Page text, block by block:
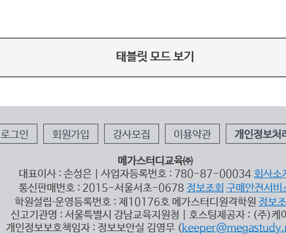
태블릿 모드 보기
로그인 회원가입 강사모집 이용약관 개인정보처
메가스터디교육㈜
대표이사 : 손성은 | 사업자등록번호 : 780-87-00034 회사소
통신판매번호 : 2015-서울서초-0678 정보조회 구매안전서비
학원설립∙운영등록번호 : 제10176호 메가스터디원격학원 정보
신고기관명 : 서울특별시 강남교육지원청 | 호스팅제공자 : (주)케
개인정보보호책임자 : 정보보안실 김영무 (